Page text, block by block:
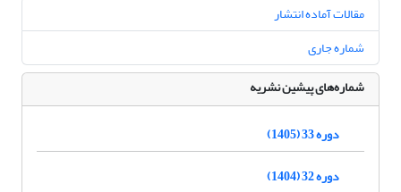
مقالات آماده انتشار
شماره جاری
شماره‌های پیشین نشریه
دوره 33 (1405)
دوره 32 (1404)